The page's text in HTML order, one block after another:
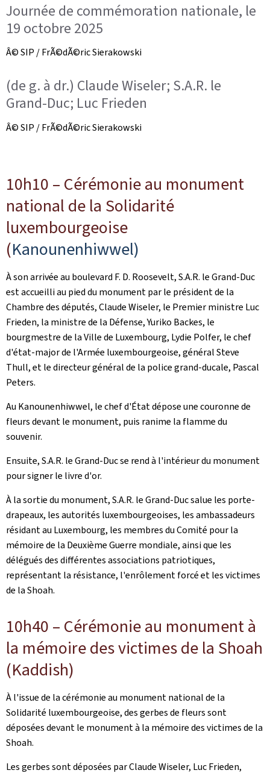
Journée de commémoration nationale, le
19 octobre 2025
Â© SIP / FrÃ©dÃ©ric Sierakowski
(de g. à dr.) Claude Wiseler; S.A.R. le
Grand-Duc; Luc Frieden
Â© SIP / FrÃ©dÃ©ric Sierakowski
10h10 – Cérémonie au monument
national de la Solidarité
luxembourgeoise
(Kanounenhiwwel)
À son arrivée au boulevard F. D. Roosevelt, S.A.R. le Grand-Duc
est accueilli au pied du monument par le président de la
Chambre des députés, Claude Wiseler, le Premier ministre Luc
Frieden, la ministre de la Défense, Yuriko Backes, le
bourgmestre de la Ville de Luxembourg, Lydie Polfer, le chef
d'état-major de l'Armée luxembourgeoise, général Steve
Thull, et le directeur général de la police grand-ducale, Pascal
Peters.
Au Kanounenhiwwel, le chef d'État dépose une couronne de
fleurs devant le monument, puis ranime la flamme du
souvenir.
Ensuite, S.A.R. le Grand-Duc se rend à l'intérieur du monument
pour signer le livre d'or.
À la sortie du monument, S.A.R. le Grand-Duc salue les porte-
drapeaux, les autorités luxembourgeoises, les ambassadeurs
résidant au Luxembourg, les membres du Comité pour la
mémoire de la Deuxième Guerre mondiale, ainsi que les
délégués des différentes associations patriotiques,
représentant la résistance, l'enrôlement forcé et les victimes
de la Shoah.
10h40 – Cérémonie au monument à
la mémoire des victimes de la Shoah
(Kaddish)
À l'issue de la cérémonie au monument national de la
Solidarité luxembourgeoise, des gerbes de fleurs sont
déposées devant le monument à la mémoire des victimes de la
Shoah.
Les gerbes sont déposées par Claude Wiseler, Luc Frieden,